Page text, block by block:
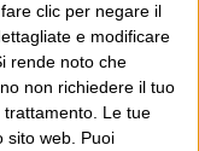
clic per negare il
e modificare
rende noto che
non richiedere il tuo
Le tue
sito web. Puoi